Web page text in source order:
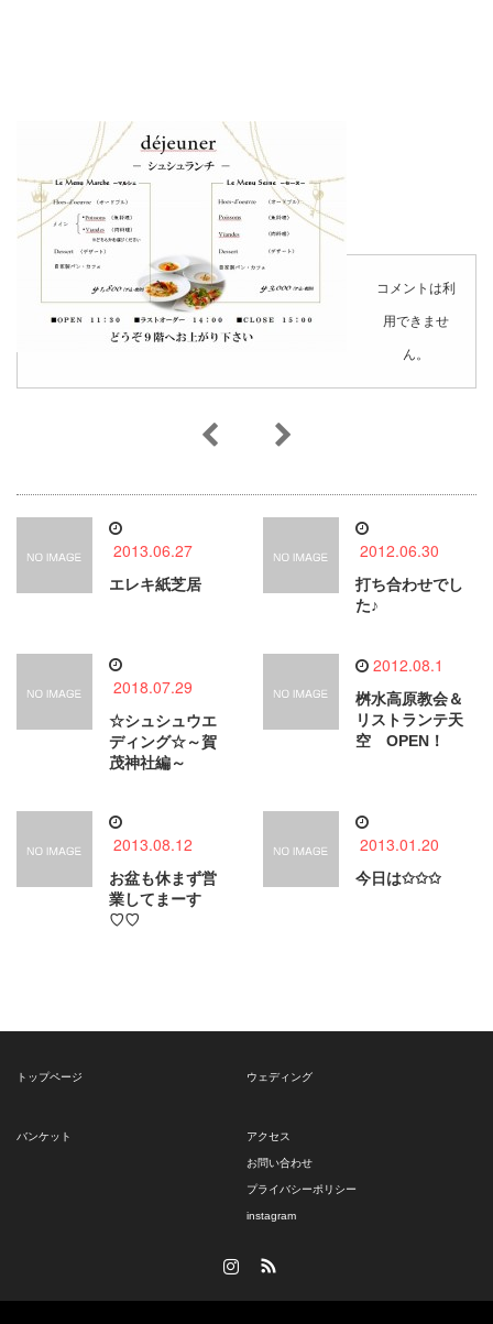
コメントは利
用できませ
ん。
2013.06.27
エレキ紙芝居
2012.06.30
打ち合わせでし
た♪
2018.07.29
☆シュシュウエ
ディング☆～賀
茂神社編～
2012.08.1
桝水高原教会＆
リストランテ天
空 OPEN！
2013.08.12
お盆も休まず営
業してまーす
♡♡
2013.01.20
今日は✩✩✩
トップページ ウェディング
バンケット アクセス
お問い合わせ
プライバシーポリシー
instagram